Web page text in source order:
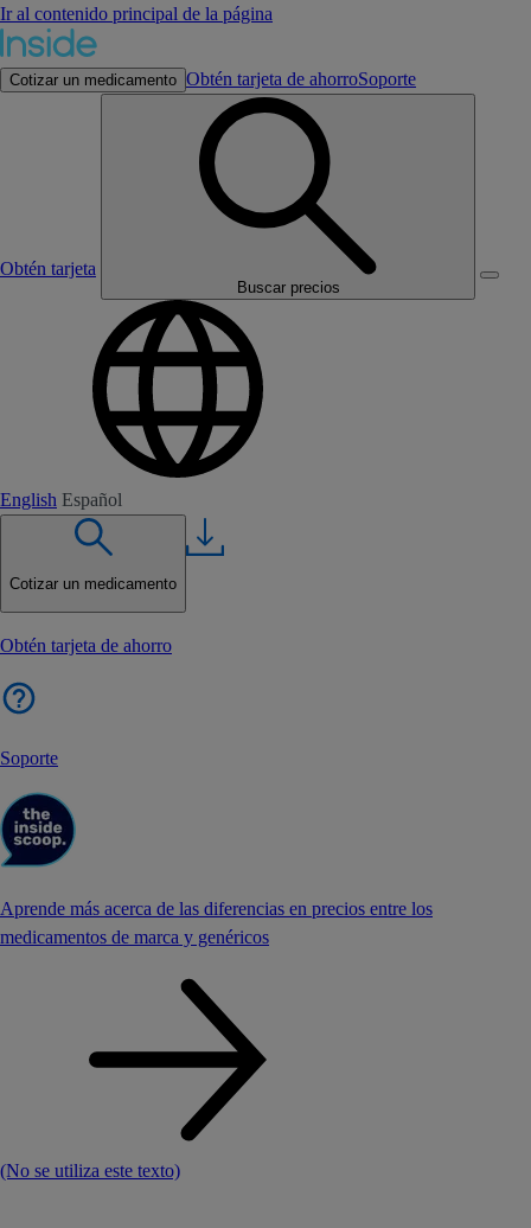
Ir al contenido principal de la página
Cotizar un medicamento Obtén tarjeta de ahorroSoporte
Obtén tarjeta
Buscar precios
English Español
Cotizar un medicamento
Obtén tarjeta de ahorro
Soporte
Aprende más acerca de las diferencias en precios entre los
medicamentos de marca y genéricos
(No se utiliza este texto)